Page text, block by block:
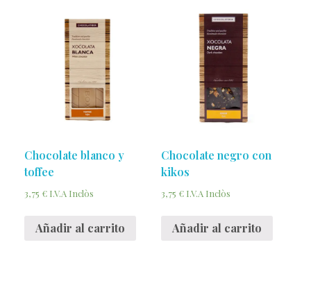
Chocolate blanco y
toffee
3,75 € I.V.A Inclòs
Añadir al carrito
Chocolate negro con
kikos
3,75 € I.V.A Inclòs
Añadir al carrito